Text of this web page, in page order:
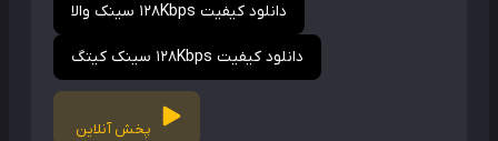
دانلود کیفیت 128Kbps سینک والا
دانلود کیفیت 128Kbps سینک کیتگ
پخش آنلاین